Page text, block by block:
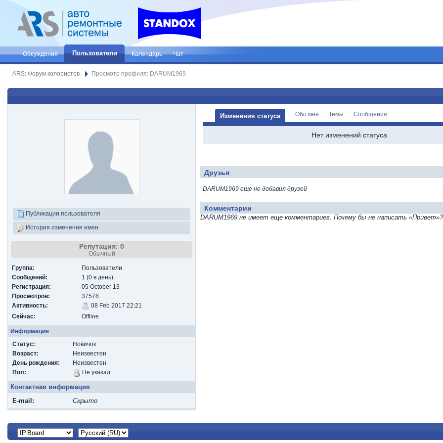
Обсуждения Пользователи Календарь Чат
ARS: Форум колористов Просмотр профиля: DARUM1969
Публикации пользователя
История изменения имен
Репутация: 0
Обычный
Группа:
Пользователи
Сообщений:
1 (0 в день)
Регистрация:
05 October 13
Просмотров:
37578
Активность:
08 Feb 2017 22:21
Сейчас:
Offline
Информация
Статус:
Новичок
Возраст:
Неизвестен
День рождения:
Неизвестен
Пол:
Не указал
Контактная информация
E-mail:
Скрыто
Изменения статуса Обо мне Темы Сообщения
Нет изменений статуса
Друзья
DARUM1969 еще не добавил друзей
Комментарии
DARUM1969 не имеет еще комментариев. Почему бы не написать «Привет»?